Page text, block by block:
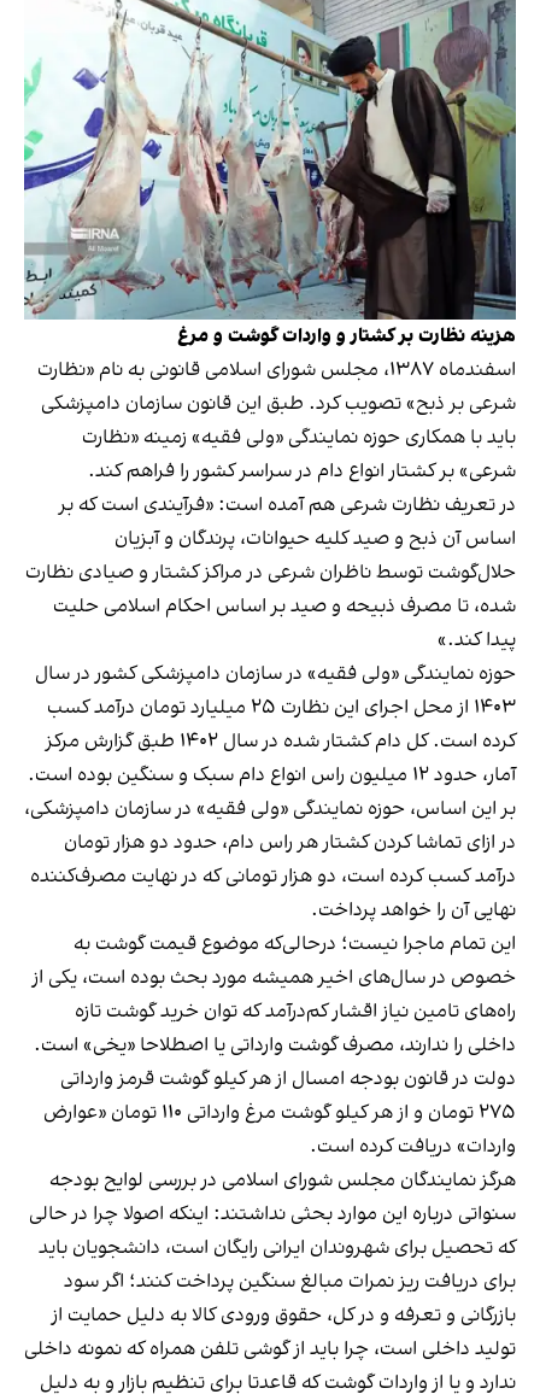
هزینه نظارت بر کشتار و واردات گوشت و مرغ
اسفندماه ۱۳۸۷، مجلس شورای اسلامی قانونی به نام «نظارت
شرعی بر ذبح» تصویب کرد. طبق این قانون سازمان دامپزشکی
باید با همکاری حوزه نمایندگی «ولی فقیه» زمینه «نظارت
شرعی» بر کشتار انواع دام در سراسر کشور را فراهم کند.
در تعریف نظارت شرعی هم آمده است: «فرآیندی است که بر
اساس آن ذبح و صید کلیه حیوانات، پرندگان و آبزیان
حلال‌گوشت توسط ناظران شرعی در مراکز کشتار و صیادی نظارت
شده، تا مصرف ذبیحه و صید بر اساس احکام اسلامی حلیت
پیدا کند.»
حوزه نمایندگی «ولی فقیه» در سازمان دامپزشکی کشور در سال
۱۴۰۳ از محل اجرای این نظارت ۲۵ میلیارد تومان درآمد کسب
کرده است. کل دام کشتار شده در سال ۱۴۰۲ طبق گزارش مرکز
آمار، حدود ۱۲ میلیون راس انواع دام سبک و سنگین بوده است.
بر این اساس، حوزه نمایندگی «ولی فقیه» در سازمان دامپزشکی،
در ازای تماشا کردن کشتار هر راس دام، حدود دو هزار تومان
درآمد کسب کرده است، دو هزار تومانی که در نهایت مصرف‌کننده
نهایی آن را خواهد پرداخت.
این تمام ماجرا نیست؛ درحالی‌که موضوع قیمت گوشت به
خصوص در سال‌های اخیر همیشه مورد بحث بوده است، یکی از
راه‌های تامین نیاز اقشار کم‌درآمد که توان خرید گوشت تازه
داخلی را ندارند، مصرف گوشت وارداتی یا اصطلاحا «یخی» است.
دولت در قانون بودجه امسال از هر کیلو گوشت قرمز وارداتی
۲۷۵ تومان و از هر کیلو گوشت مرغ وارداتی ۱۱۰ تومان «عوارض
واردات» دریافت کرده است.
هرگز نمایندگان مجلس شورای اسلامی در بررسی لوایح بودجه
سنواتی درباره این موارد بحثی نداشتند: اینکه اصولا چرا در حالی
که تحصیل برای شهروندان ایرانی رایگان است، دانشجویان باید
برای دریافت ریز نمرات مبالغ سنگین پرداخت کنند؛ اگر سود
بازرگانی و تعرفه و در کل، حقوق ورودی کالا به دلیل حمایت از
تولید داخلی است، چرا باید از گوشی تلفن همراه که نمونه داخلی
ندارد و یا از واردات گوشت که قاعدتا برای تنظیم بازار و به دلیل